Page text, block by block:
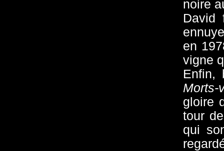
noire
David
en
vigne
Enfin,
Morts-
gloire
tour
qui